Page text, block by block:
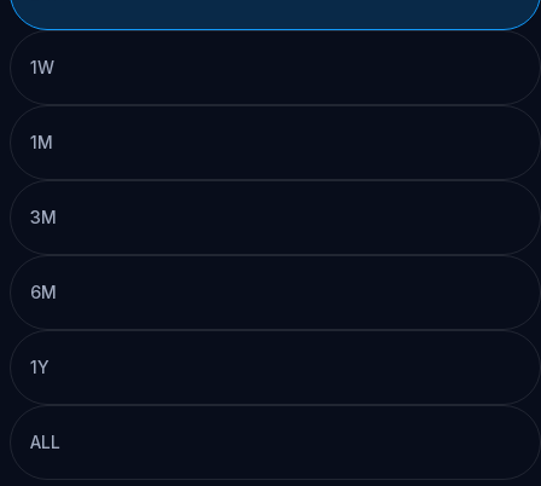
1W
1M
3M
6M
1Y
ALL